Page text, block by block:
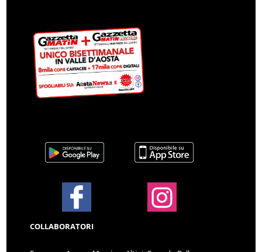
COLLABORATORI